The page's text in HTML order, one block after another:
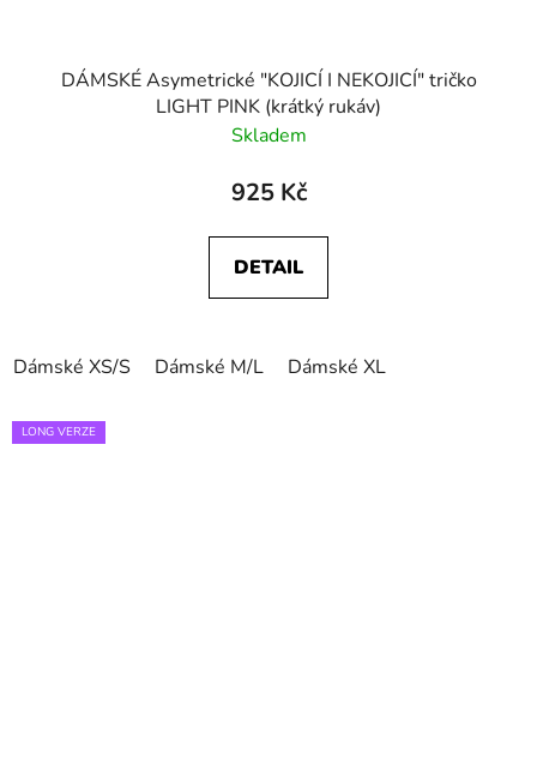
DÁMSKÉ Asymetrické "KOJICÍ I NEKOJICÍ" tričko
LIGHT PINK (krátký rukáv)
Skladem
925 Kč
DETAIL
Dámské XS/S Dámské M/L Dámské XL
LONG VERZE